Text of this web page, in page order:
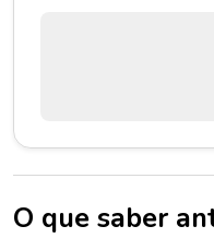
O que saber